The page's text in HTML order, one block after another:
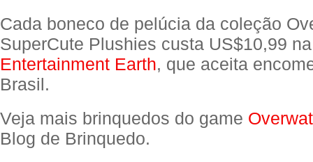
Cada boneco de pelúcia da coleção
SuperCute Plushies custa US$10,99
Entertainment Earth, que aceita
Brasil.
Veja mais brinquedos do game
Blog de Brinquedo.